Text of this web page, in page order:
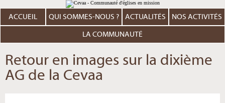
au
contenu.
Aller
personnels
ACCUEIL QUI SOMMES-NOUS ? ACTUALITÉS NOS ACTIVITÉS
LA COMMUNAUTÉ
Retour en images sur la dixième
AG de la Cevaa